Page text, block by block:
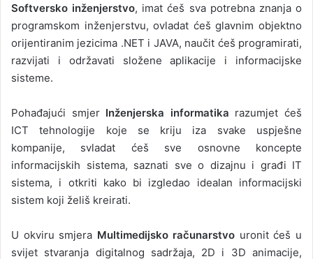
Softversko inženjerstvo, imat ćeš sva potrebna znanja o
programskom inženjerstvu, ovladat ćeš glavnim objektno
orijentiranim jezicima .NET i JAVA, naučit ćeš programirati,
razvijati i održavati složene aplikacije i informacijske
sisteme.
Pohađajući smjer Inženjerska informatika razumjet ćeš
ICT tehnologije koje se kriju iza svake uspješne
kompanije, svladat ćeš sve osnovne koncepte
informacijskih sistema, saznati sve o dizajnu i građi IT
sistema, i otkriti kako bi izgledao idealan informacijski
sistem koji želiš kreirati.
U okviru smjera Multimedijsko računarstvo uronit ćeš u
svijet stvaranja digitalnog sadržaja, 2D i 3D animacije,